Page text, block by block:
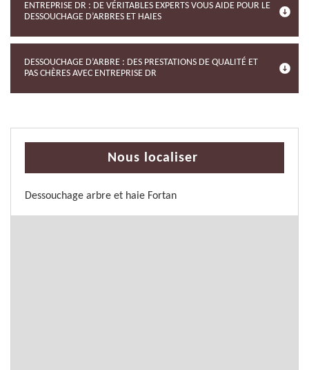
ENTREPRISE DR : DE VÉRITABLES EXPERTS VOUS AIDE POUR LE
DESSOUCHAGE D’ARBRES ET HAIES
DESSOUCHAGE D’ARBRE : DES PRESTATIONS DE QUALITÉ ET
PAS CHÈRES AVEC ENTREPRISE DR
Nous localiser
Dessouchage arbre et haie Fortan